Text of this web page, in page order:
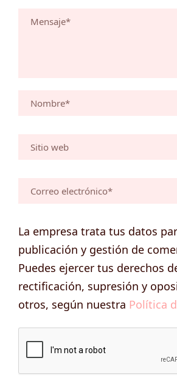
La empresa trata tus datos
publicación y gestión de
Puedes ejercer tus derechos
rectificación, supresión y
otros, según nuestra Política